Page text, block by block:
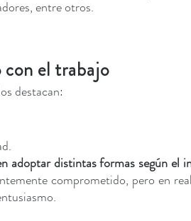
entre otros.
el trabajo
destacan:
adoptar distintas formas según el
comprometido, pero en